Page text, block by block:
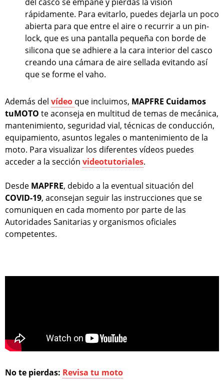
rápidamente. Para evitarlo, puedes dejarla un poco
abierta para que entre el aire o recurrir a un pin-
lock, que es una pantalla pequeña con borde de
silicona que se adhiere a la cara interior del casco
creando una cámara de aire sellada evitando así
que se forme el vaho.
Además del vídeo que incluimos, MAPFRE Cuidamos
tuMOTO te aconseja en multitud de temas de mecánica,
mantenimiento, seguridad vial, técnicas de conducción,
equipamiento, asuntos legales o mantenimiento de la
moto. Para visualizar los diferentes vídeos puedes
acceder a la sección videotutoriales.
Desde MAPFRE, debido a la eventual situación del
COVID-19, aconsejan seguir las instrucciones que se
comuniquen en cada momento por parte de las
Autoridades Sanitarias y organismos oficiales
competentes.
No te pierdas: Revisa tu moto